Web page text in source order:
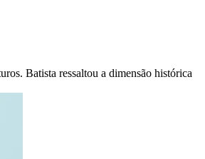
Batista ressaltou a dimensão histórica